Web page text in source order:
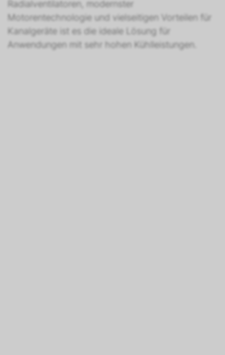
Radialventilatoren, modernster
Motorentechnologie und vielseitigen Vorteilen für
Kanalgeräte ist es die ideale Lösung für
Anwendungen mit sehr hohen Kühlleistungen.